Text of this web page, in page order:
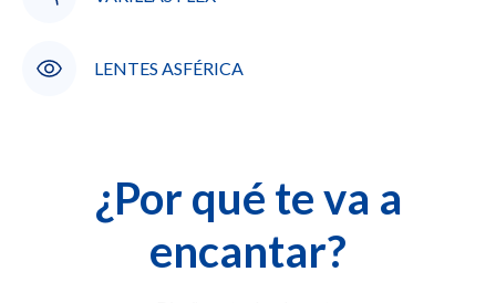
LENTES ASFÉRICA
¿Por qué te va a
encantar?